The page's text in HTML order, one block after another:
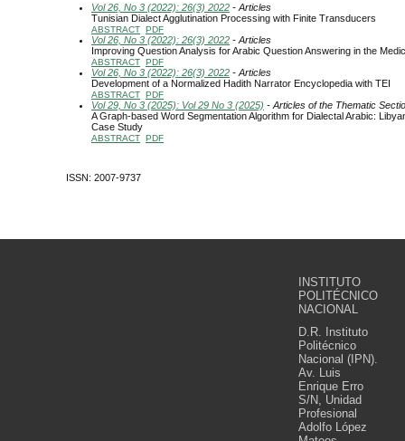
Vol 26, No 3 (2022): 26(3) 2022 - Articles
Tunisian Dialect Agglutination Processing with Finite Transducers
ABSTRACT PDF
Vol 26, No 3 (2022): 26(3) 2022 - Articles
Improving Question Analysis for Arabic Question Answering in the
ABSTRACT PDF
Vol 26, No 3 (2022): 26(3) 2022 - Articles
Development of a Normalized Hadith Narrator Encyclopedia with TEI
ABSTRACT PDF
Vol 29, No 3 (2025): Vol 29 No 3 (2025) - Articles of the Thematic
A Graph-based Word Segmentation Algorithm for Dialectal Arabic:
Case Study
ABSTRACT PDF
ISSN: 2007-9737
INSTITUTO
POLITÉCNICO
NACIONAL
D.R. Instituto
Politécnico
Nacional (IPN).
Av. Luis
Enrique Erro
S/N, Unidad
Profesional
Adolfo López